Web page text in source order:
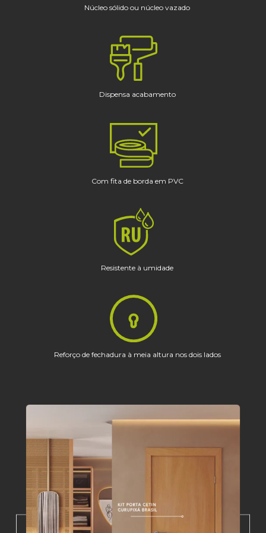
Núcleo sólido ou núcleo vazado
Dispensa acabamento
Com fita de borda em PVC
Resistente à umidade
Reforço de fechadura à meia altura nos dois lados